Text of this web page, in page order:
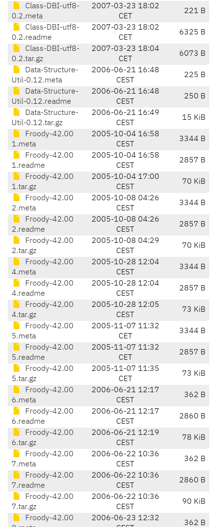
Class-DBI-utf8-
0.2.meta
2007-03-23 18:02
CET
221 B
Class-DBI-utf8-
0.2.readme
2007-03-23 18:02
CET
6325 B
Class-DBI-utf8-
0.2.tar.gz
2007-03-23 18:04
CET
6073 B
Data-Structure-
Util-0.12.meta
2006-06-21 16:48
CEST
225 B
Data-Structure-
Util-0.12.readme
2006-06-21 16:48
CEST
250 B
Data-Structure-
Util-0.12.tar.gz
2006-06-21 16:49
CEST
15 KiB
Froody-42.00
1.meta
2005-10-04 16:58
CEST
3344 B
Froody-42.00
1.readme
2005-10-04 16:58
CEST
2857 B
Froody-42.00
1.tar.gz
2005-10-04 17:00
CEST
70 KiB
Froody-42.00
2.meta
2005-10-08 04:26
CEST
3344 B
Froody-42.00
2.readme
2005-10-08 04:26
CEST
2857 B
Froody-42.00
2.tar.gz
2005-10-08 04:29
CEST
70 KiB
Froody-42.00
4.meta
2005-10-28 12:04
CEST
3344 B
Froody-42.00
4.readme
2005-10-28 12:04
CEST
2857 B
Froody-42.00
4.tar.gz
2005-10-28 12:05
CEST
73 KiB
Froody-42.00
5.meta
2005-11-07 11:32
CET
3344 B
Froody-42.00
5.readme
2005-11-07 11:32
CET
2857 B
Froody-42.00
5.tar.gz
2005-11-07 11:35
CET
73 KiB
Froody-42.00
6.meta
2006-06-21 12:17
CEST
362 B
Froody-42.00
6.readme
2006-06-21 12:17
CEST
2860 B
Froody-42.00
6.tar.gz
2006-06-21 12:19
CEST
78 KiB
Froody-42.00
7.meta
2006-06-22 10:36
CEST
362 B
Froody-42.00
7.readme
2006-06-22 10:36
CEST
2860 B
Froody-42.00
7.tar.gz
2006-06-22 10:36
CEST
90 KiB
Froody-42.00
2006-06-23 12:32
362 B